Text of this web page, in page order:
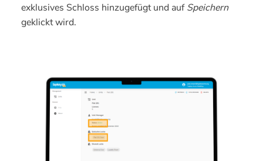
exklusives Schloss hinzugefügt und aufSpeichern
geklickt wird.